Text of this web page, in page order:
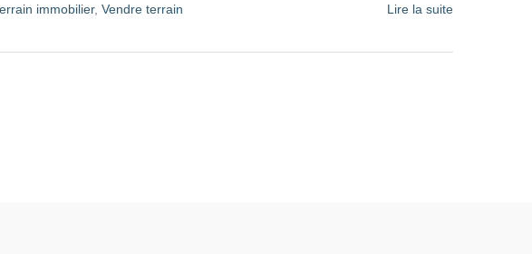
immobilier, Vendre terrain
Lire la suite